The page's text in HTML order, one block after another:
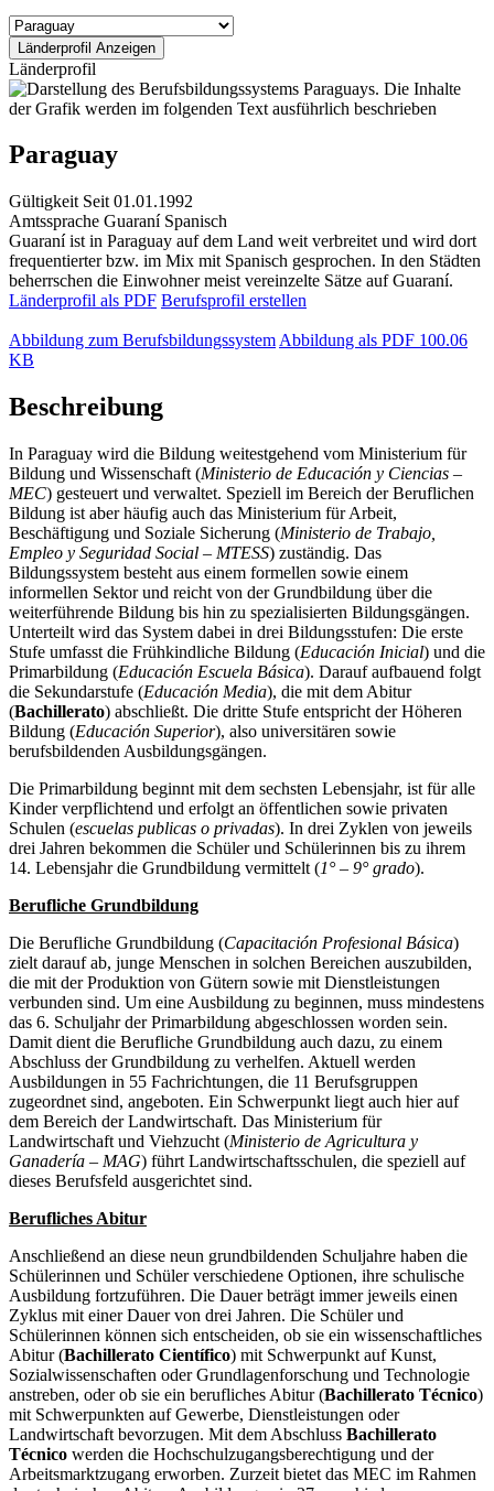
Länderprofil
Paraguay
Gültigkeit Seit 01.01.1992
Amtssprache Guaraní Spanisch
Guaraní ist in Paraguay auf dem Land weit verbreitet und wird dort
frequentierter bzw. im Mix mit Spanisch gesprochen. In den Städten
beherrschen die Einwohner meist vereinzelte Sätze auf Guaraní.
Länderprofil als PDF Berufsprofil erstellen
Abbildung zum Berufsbildungssystem Abbildung als PDF 100.06
KB
Beschreibung
In Paraguay wird die Bildung weitestgehend vom Ministerium für
Bildung und Wissenschaft (Ministerio de Educación y Ciencias –
MEC) gesteuert und verwaltet. Speziell im Bereich der Beruflichen
Bildung ist aber häufig auch das Ministerium für Arbeit,
Beschäftigung und Soziale Sicherung (Ministerio de Trabajo,
Empleo y Seguridad Social – MTESS) zuständig. Das
Bildungssystem besteht aus einem formellen sowie einem
informellen Sektor und reicht von der Grundbildung über die
weiterführende Bildung bis hin zu spezialisierten Bildungsgängen.
Unterteilt wird das System dabei in drei Bildungsstufen: Die erste
Stufe umfasst die Frühkindliche Bildung (Educación Inicial) und die
Primarbildung (Educación Escuela Básica). Darauf aufbauend folgt
die Sekundarstufe (Educación Media), die mit dem Abitur
(Bachillerato) abschließt. Die dritte Stufe entspricht der Höheren
Bildung (Educación Superior), also universitären sowie
berufsbildenden Ausbildungsgängen.
Die Primarbildung beginnt mit dem sechsten Lebensjahr, ist für alle
Kinder verpflichtend und erfolgt an öffentlichen sowie privaten
Schulen (escuelas publicas o privadas). In drei Zyklen von jeweils
drei Jahren bekommen die Schüler und Schülerinnen bis zu ihrem
14. Lebensjahr die Grundbildung vermittelt (1° – 9° grado).
Berufliche Grundbildung
Die Berufliche Grundbildung (Capacitación Profesional Básica)
zielt darauf ab, junge Menschen in solchen Bereichen auszubilden,
die mit der Produktion von Gütern sowie mit Dienstleistungen
verbunden sind. Um eine Ausbildung zu beginnen, muss mindestens
das 6. Schuljahr der Primarbildung abgeschlossen worden sein.
Damit dient die Berufliche Grundbildung auch dazu, zu einem
Abschluss der Grundbildung zu verhelfen. Aktuell werden
Ausbildungen in 55 Fachrichtungen, die 11 Berufsgruppen
zugeordnet sind, angeboten. Ein Schwerpunkt liegt auch hier auf
dem Bereich der Landwirtschaft. Das Ministerium für
Landwirtschaft und Viehzucht (Ministerio de Agricultura y
Ganadería – MAG) führt Landwirtschaftsschulen, die speziell auf
dieses Berufsfeld ausgerichtet sind.
Berufliches Abitur
Anschließend an diese neun grundbildenden Schuljahre haben die
Schülerinnen und Schüler verschiedene Optionen, ihre schulische
Ausbildung fortzuführen. Die Dauer beträgt immer jeweils einen
Zyklus mit einer Dauer von drei Jahren. Die Schüler und
Schülerinnen können sich entscheiden, ob sie ein wissenschaftliches
Abitur (Bachillerato Científico) mit Schwerpunkt auf Kunst,
Sozialwissenschaften oder Grundlagenforschung und Technologie
anstreben, oder ob sie ein berufliches Abitur (Bachillerato Técnico)
mit Schwerpunkten auf Gewerbe, Dienstleistungen oder
Landwirtschaft bevorzugen. Mit dem Abschluss Bachillerato
Técnico werden die Hochschulzugangsberechtigung und der
Arbeitsmarktzugang erworben. Zurzeit bietet das MEC im Rahmen